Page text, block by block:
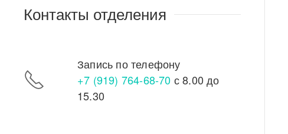
Контакты отделения
Запись по телефону
+7 (919) 764-68-70 с 8.00 до
15.30